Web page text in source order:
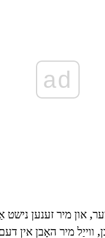
ad
און מיר זענען
ווייַל מיר האָבן אין